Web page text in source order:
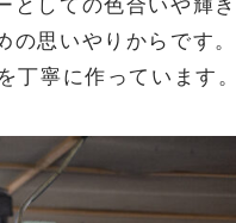
としての色合いや輝き
思いやりからです。
丁寧に作っています。